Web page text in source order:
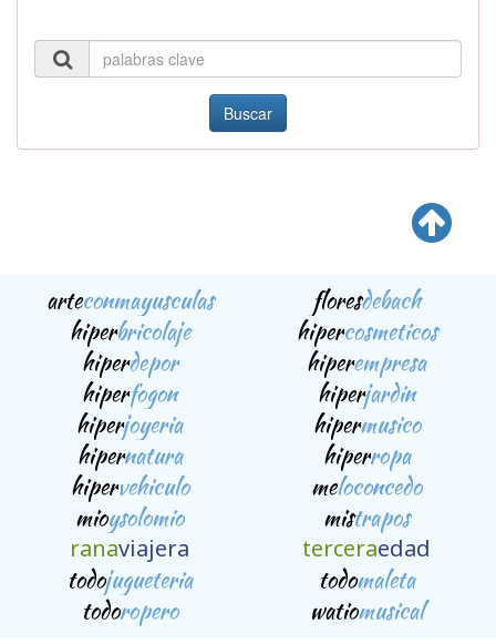
Buscar
arteconmayusculas floresdebach
hiperbricolaje hipercosmeticos
hiperdepor hiperempresa
hiperfogon hiperjardin
hiperjoyeria hipermusico
hipernatura hiperropa
hipervehiculo meloconcedo
mioysolomio mistrapos
ranaviajera terceraedad
todojugueteria todomaleta
todoropero watiomusical